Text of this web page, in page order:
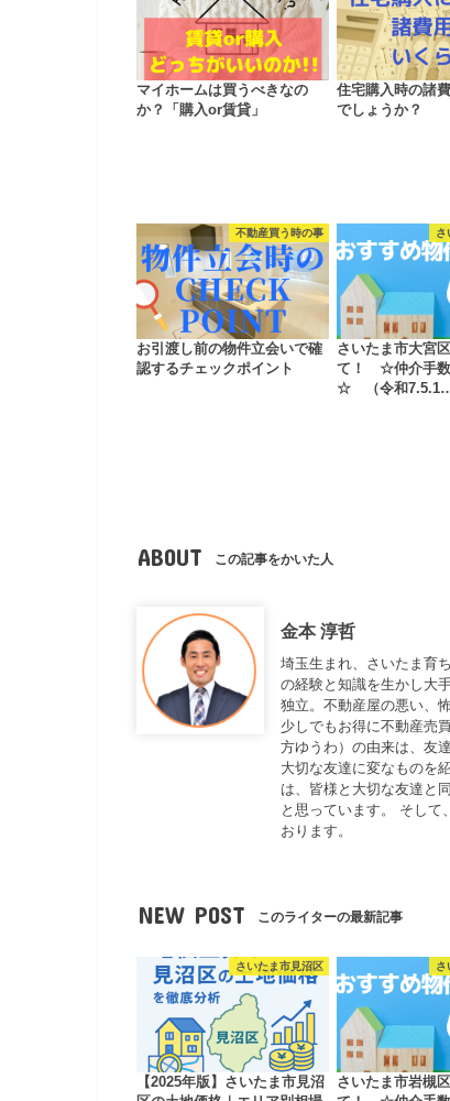
マイホームは買うべきなの
か？「購入or賃貸」
住宅購入時の諸
でしょうか？
不動産買う時の事
お引渡し前の物件立会いで確
認するチェックポイント
さ
さいたま市大宮
て！ ☆仲介手数
☆ （令和
ABOUT この記事をかいた人
金本 淳哲
埼玉生まれ、さいたま育
の経験と知識を生かし大
独立。不動産屋の悪い、
少しでもお得に不動産売
方ゆうわ）の由来は、友
大切な友達に変なものを
は、皆様と大切な友達と
と思っています。 そして
おります。
NEW POST このライターの最新記事
さいたま市見沼区
【2025年版】さいたま市見沼
さ
さいたま市岩槻